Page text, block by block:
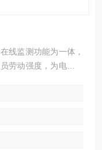
线监测功能为一体，
劳动强度，为电池和